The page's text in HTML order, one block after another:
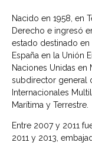
Nacido en 1958, en
Derecho e ingresó
estado destinado
España en la Unión
Naciones Unidas en
subdirector general
Internacionales
Marítima y Terrestre.
Entre 2007 y 2011
2011 y 2013,